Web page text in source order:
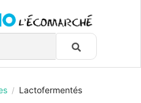
/ Lactofermentés